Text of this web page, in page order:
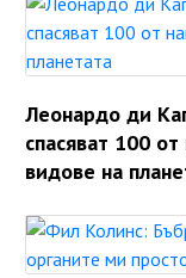
Леонардо ди
спасяват 100
видове на